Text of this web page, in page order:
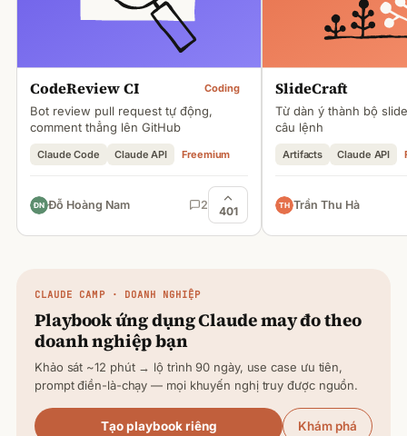
CodeReview CI Coding
Bot review pull request tự động,
comment thẳng lên GitHub
Claude Code Claude API Freemium
Đỗ Hoàng Nam 2 401
SlideCraft
Từ dàn ý thành bộ
câu lệnh
Artifacts Claude API
Trần Thu Hà
CLAUDE CAMP · DOANH NGHIỆP
Playbook ứng dụngClaudemay đo theo
doanh nghiệp bạn
Khảo sát ~12 phút → lộ trình 90 ngày, use case ưu tiên,
prompt điền-là-chạy — mọi khuyến nghị truy được nguồn.
Tạo playbook riêng Khám phá